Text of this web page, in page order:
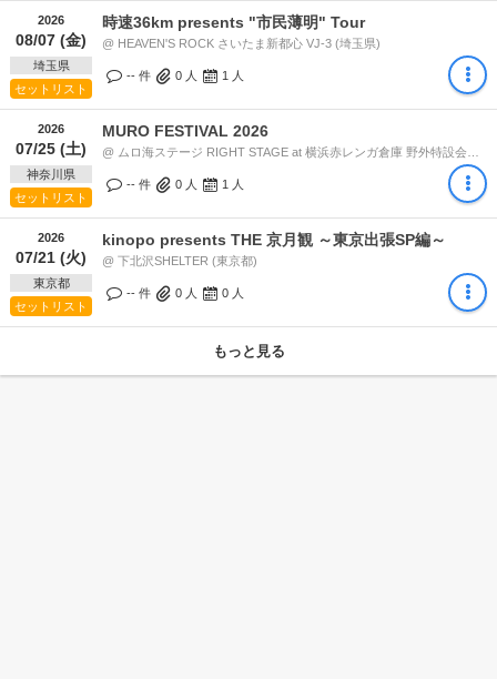
2026
08/07 (金)
埼玉県
セットリスト
時速36km presents "市民薄明" Tour
@ HEAVEN'S ROCK さいたま新都心 VJ-3 (埼玉県)
-- 件 0 人 1 人
2026
07/25 (土)
神奈川県
セットリスト
MURO FESTIVAL 2026
-- 件 0 人 1 人
2026
07/21 (火)
東京都
セットリスト
kinopo presents THE 京月観 ～東京出張SP編～
@ 下北沢SHELTER (東京都)
-- 件 0 人 0 人
もっと見る